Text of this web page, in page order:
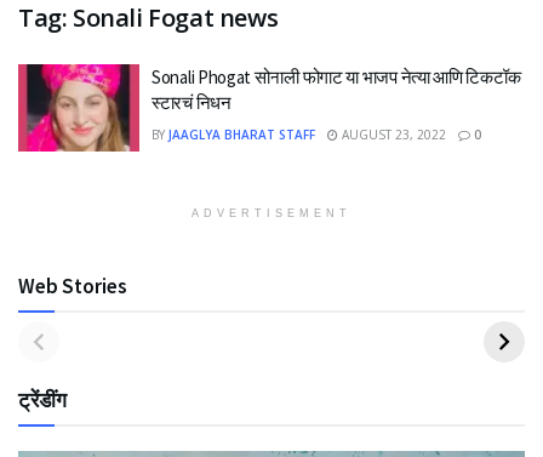
Tag: Sonali Fogat news
Sonali Phogat सोनाली फोगाट या भाजप नेत्या आणि टिकटॉक
स्टारचं निधन
BY JAAGLYA BHARAT STAFF AUGUST 23, 2022 0
ADVERTISEMENT
Web Stories
ट्रेंडींग